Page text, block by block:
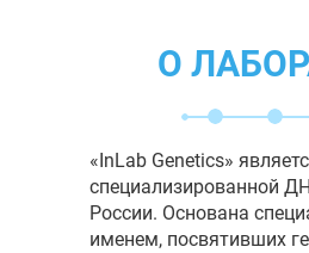
О
«InLab Genetics»
специализированной
России. Основана
именем, посвятивших